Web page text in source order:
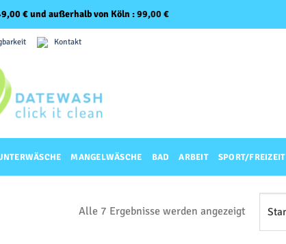
€ und außerhalb von Köln :99,00 €
Kontakt
MANGELWÄSCHE BAD ARBEIT SPORT/FREIZEIT
Alle 7 Ergebnisse werden angezeigt